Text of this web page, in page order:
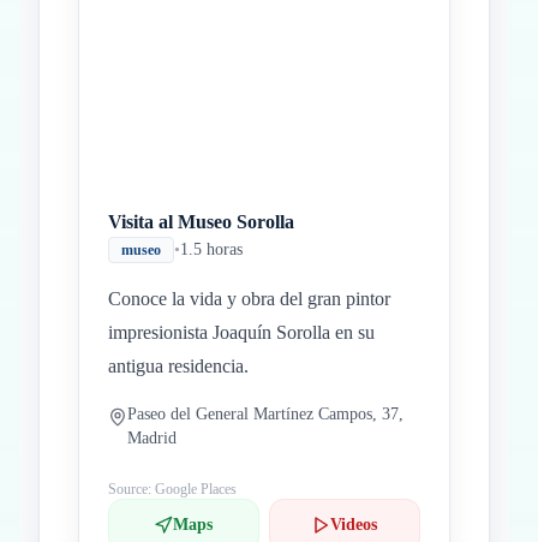
Visita al Museo Sorolla
museo •1.5 horas
Conoce la vida y obra del gran pintor
impresionista Joaquín Sorolla en su
antigua residencia.
Paseo del General Martínez Campos, 37,
Madrid
Source: Google Places
Maps Videos